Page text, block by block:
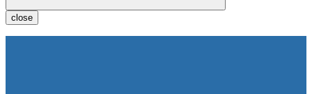
close